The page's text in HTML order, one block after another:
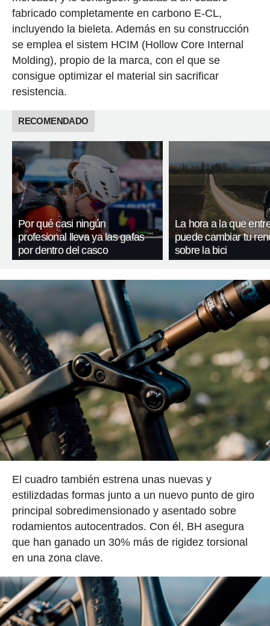
fabricado completamente en carbono E-CL,
incluyendo la bieleta. Además en su construcción
se emplea el sistem HCIM (Hollow Core Internal
Molding), propio de la marca, con el que se
consigue optimizar el material sin sacrificar
resistencia.
RECOMENDADO
Por qué casi ningún
profesional lleva ya las gafas
por dentro del casco
La hora a la que
puede cambiar tu
sobre la bici
El cuadro también estrena unas nuevas y
estilizdadas formas junto a un nuevo punto de giro
principal sobredimensionado y asentado sobre
rodamientos autocentrados. Con él, BH asegura
que han ganado un 30% más de rigidez torsional
en una zona clave.